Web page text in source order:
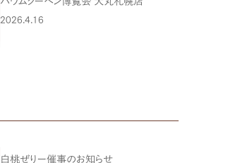
2026.4.16
白桃ぜりー催事のお知らせ